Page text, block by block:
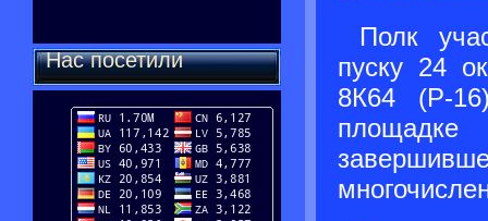
Нас посетили
Полк
пуску 24
8К64 (Р-